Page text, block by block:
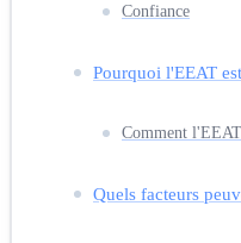
Confiance
Pourquoi l'EEAT
Comment
Quels facteurs